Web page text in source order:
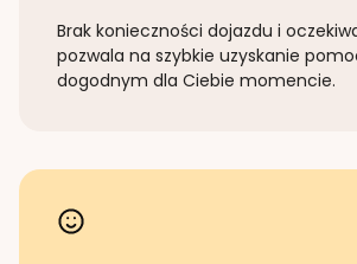
Brak konieczności dojazdu i
pozwala na szybkie uzyskanie
dogodnym dla Ciebie momencie.